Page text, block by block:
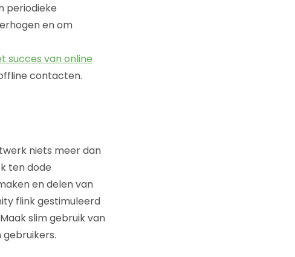
periodieke
en om
succes van online
contacten.
niets meer dan
ten dode
en delen van
flink gestimuleerd
slim gebruik van